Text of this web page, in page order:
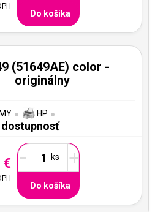
Do košíka
(51649AE) color -
originálny
HP
€ - +
Do košíka